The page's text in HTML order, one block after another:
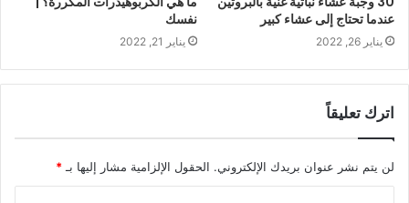
عندما تحتاج إلى عشاء كبير
يناير 26, 2022
نفسك
يناير 21, 2022
اترك تعليقاً
لن يتم نشر عنوان بريدك الإلكتروني. الحقول الإلزامية مشار إليها بـ *